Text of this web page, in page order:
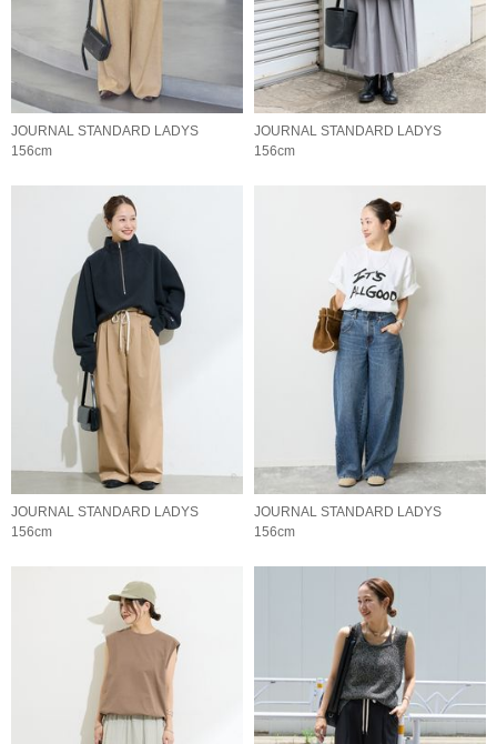
JOURNAL STANDARD LADYS
156cm
JOURNAL STANDARD LADYS
156cm
JOURNAL STANDARD LADYS
156cm
JOURNAL STANDARD LADYS
156cm